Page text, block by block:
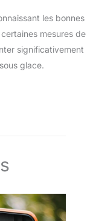
les bonnes
mesures de
significativement
glace.